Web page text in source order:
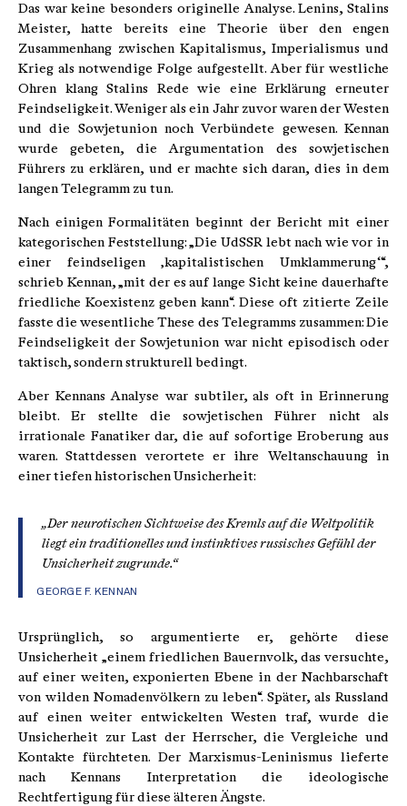
Das war keine besonders originelle Analyse. Lenins, Stalins
Meister, hatte bereits eine Theorie über den engen
Zusammenhang zwischen Kapitalismus, Imperialismus und
Krieg als notwendige Folge aufgestellt. Aber für westliche
Ohren klang Stalins Rede wie eine Erklärung erneuter
Feindseligkeit. Weniger als ein Jahr zuvor waren der Westen
und die Sowjetunion noch Verbündete gewesen. Kennan
wurde gebeten, die Argumentation des sowjetischen
Führers zu erklären, und er machte sich daran, dies in dem
langen Telegramm zu tun.
Nach einigen Formalitäten beginnt der Bericht mit einer
kategorischen Feststellung: „Die UdSSR lebt nach wie vor in
einer feindseligen ‚kapitalistischen Umklammerung‘“,
schrieb Kennan, „mit der es auf lange Sicht keine dauerhafte
friedliche Koexistenz geben kann“. Diese oft zitierte Zeile
fasste die wesentliche These des Telegramms zusammen: Die
Feindseligkeit der Sowjetunion war nicht episodisch oder
taktisch, sondern strukturell bedingt.
Aber Kennans Analyse war subtiler, als oft in Erinnerung
bleibt. Er stellte die sowjetischen Führer nicht als
irrationale Fanatiker dar, die auf sofortige Eroberung aus
waren. Stattdessen verortete er ihre Weltanschauung in
einer tiefen historischen Unsicherheit:
„Der neurotischen Sichtweise des Kremls auf die Weltpolitik
liegt ein traditionelles und instinktives russisches Gefühl der
Unsicherheit zugrunde.“
GEORGE F. KENNAN
Ursprünglich, so argumentierte er, gehörte diese
Unsicherheit „einem friedlichen Bauernvolk, das versuchte,
auf einer weiten, exponierten Ebene in der Nachbarschaft
von wilden Nomadenvölkern zu leben“. Später, als Russland
auf einen weiter entwickelten Westen traf, wurde die
Unsicherheit zur Last der Herrscher, die Vergleiche und
Kontakte fürchteten. Der Marxismus-Leninismus lieferte
nach Kennans Interpretation die ideologische
Rechtfertigung für diese älteren Ängste.